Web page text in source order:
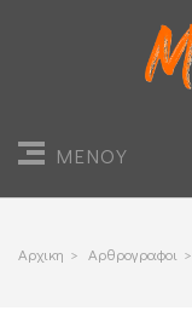
ΜΕΝΟΥ
Αρχικη > Αρθρογραφοι >